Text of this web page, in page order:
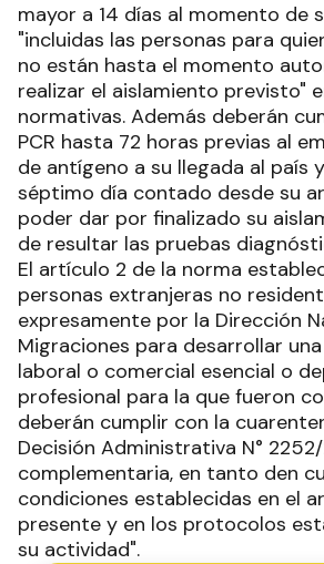
mayor a 14 días al momento de
"incluidas las personas para
no están hasta el momento
realizar el aislamiento previsto"
normativas. Además deberán
PCR hasta 72 horas previas al
de antígeno a su llegada al país
séptimo día contado desde su
poder dar por finalizado su
de resultar las pruebas
El artículo 2 de la norma
personas extranjeras no
expresamente por la Dirección
Migraciones para desarrollar
laboral o comercial esencial o
profesional para la que fueron
deberán cumplir con la
Decisión Administrativa N°
complementaria, en tanto den
condiciones establecidas en el
presente y en los protocolos
su actividad".